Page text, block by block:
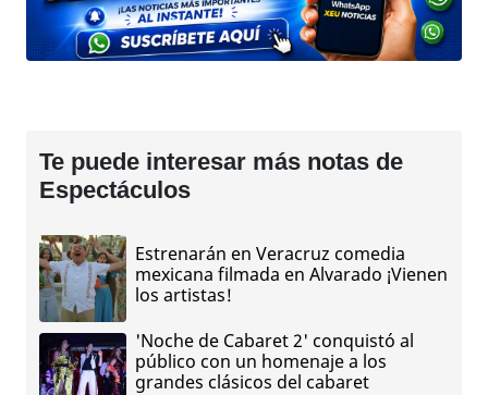
Te puede interesar más notas de
Espectáculos
Estrenarán en Veracruz comedia
mexicana filmada en Alvarado ¡Vienen
los artistas!
'Noche de Cabaret 2' conquistó al
público con un homenaje a los
grandes clásicos del cabaret